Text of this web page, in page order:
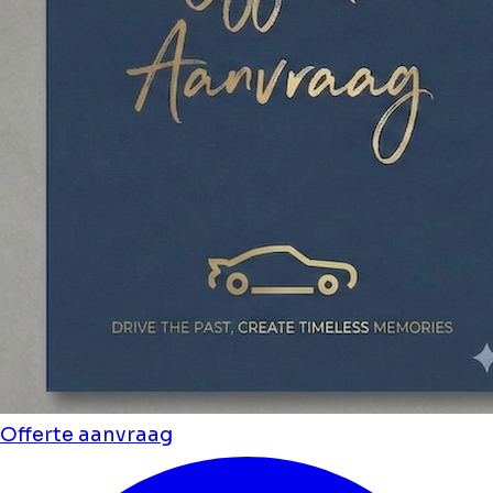
Offerte aanvraag